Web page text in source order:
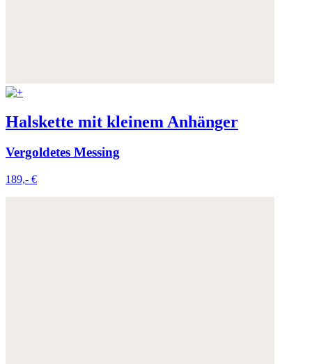
Halskette mit kleinem Anhänger
Vergoldetes Messing
189,- €